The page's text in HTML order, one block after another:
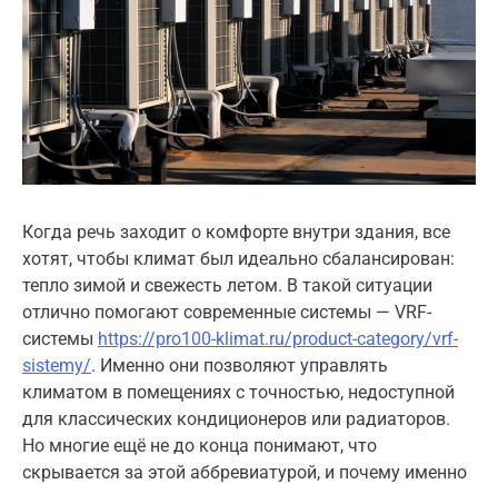
Когда речь заходит о комфорте внутри здания, все
хотят, чтобы климат был идеально сбалансирован:
тепло зимой и свежесть летом. В такой ситуации
отлично помогают современные системы — VRF-
системы https://pro100-klimat.ru/product-category/vrf-
sistemy/. Именно они позволяют управлять
климатом в помещениях с точностью, недоступной
для классических кондиционеров или радиаторов.
Но многие ещё не до конца понимают, что
скрывается за этой аббревиатурой, и почему именно